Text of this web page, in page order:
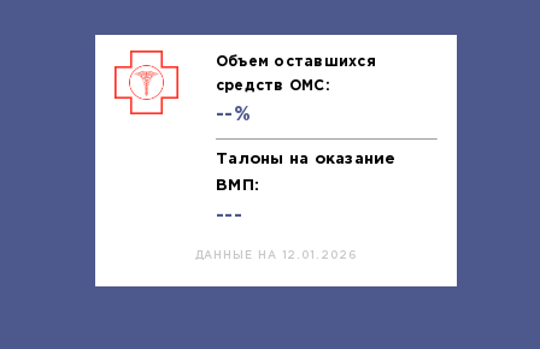
Объем оставшихся
средств ОМС:
--%
Талоны на оказание
ВМП:
---
ДАННЫЕ НА 12.01.2026